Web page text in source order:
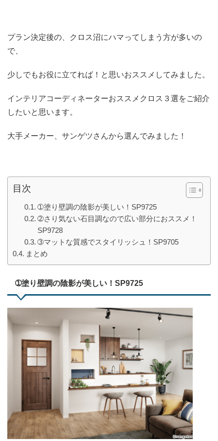
プラン決定後の、クロス沼にハマってしまう方が多いの
で、
少しでもお役に立てれば！と思いおススメしてみました。
インテリアコーディネーターおススメクロス３選をご紹介
したいと思います。
大手メーカー、サンゲツさんから選んでみました！
目次
➀塗り壁調の陰影が美しい！SP9725
➁さり気ない石目調なので広い部分におススメ！
SP9728
➂マットな質感でスタイリッシュ！SP9705
まとめ
➀塗り壁調の陰影が美しい！SP9725